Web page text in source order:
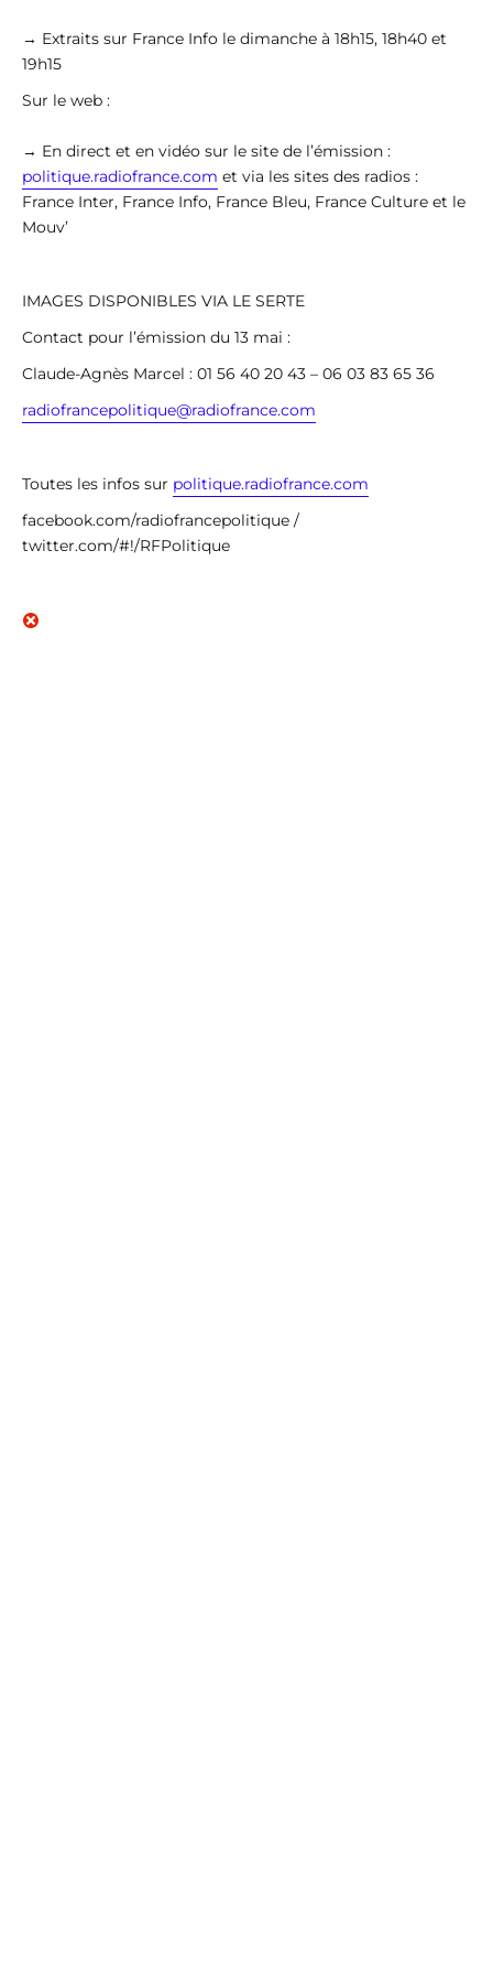
→ Extraits sur France Info le dimanche à 18h15, 18h40 et
19h15
Sur le web :
→ En direct et en vidéo sur le site de l’émission :
politique.radiofrance.com et via les sites des radios :
France Inter, France Info, France Bleu, France Culture et le
Mouv’
IMAGES DISPONIBLES VIA LE SERTE
Contact pour l’émission du 13 mai :
Claude-Agnès Marcel : 01 56 40 20 43 – 06 03 83 65 36
radiofrancepolitique@radiofrance.com
Toutes les infos sur politique.radiofrance.com
facebook.com/radiofrancepolitique /
twitter.com/#!/RFPolitique